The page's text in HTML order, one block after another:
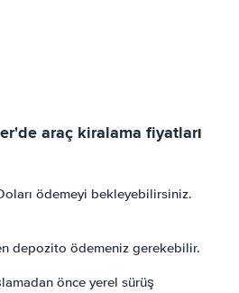
araç kiralama fiyatları
ödemeyi bekleyebilirsiniz.
depozito ödemeniz gerekebilir.
önce yerel sürüş